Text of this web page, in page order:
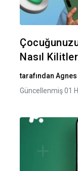
Nasıl
tarafından Agnes
Güncellenmiş 01